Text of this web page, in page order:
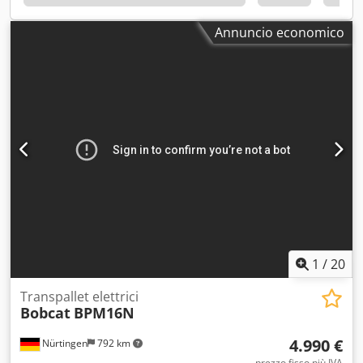
Annuncio economico
1 /20
Nürtingen 792 km
Transpallet elettrici
Bobcat BPM16N
4.990 €